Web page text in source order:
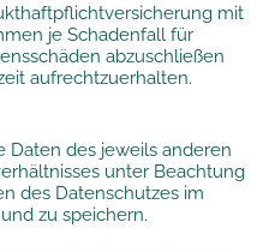
mit
je Schadenfall für
abzuschließen
aufrechtzuerhalten.
Daten des jeweils anderen
unter Beachtung
des Datenschutzes im
zu speichern.